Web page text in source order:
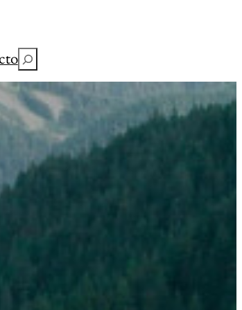
Buscar